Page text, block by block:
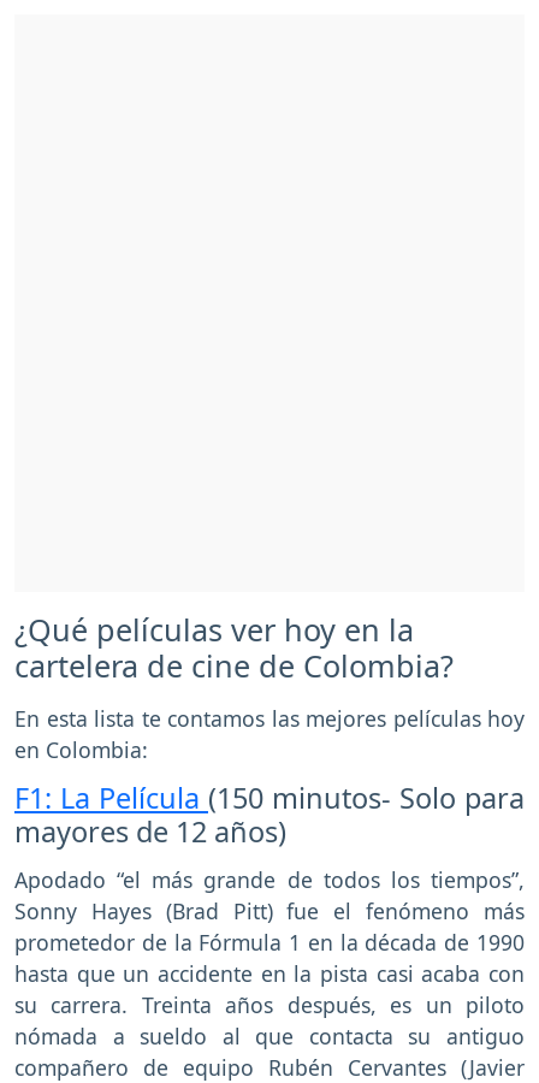
¿Qué películas ver hoy en la
cartelera de cine de Colombia?
En esta lista te contamos las mejores películas hoy
en Colombia:
F1: La Película (150 minutos- Solo para
mayores de 12 años)
Apodado “el más grande de todos los tiempos”,
Sonny Hayes (Brad Pitt) fue el fenómeno más
prometedor de la Fórmula 1 en la década de 1990
hasta que un accidente en la pista casi acaba con
su carrera. Treinta años después, es un piloto
nómada a sueldo al que contacta su antiguo
compañero de equipo Rubén Cervantes (Javier